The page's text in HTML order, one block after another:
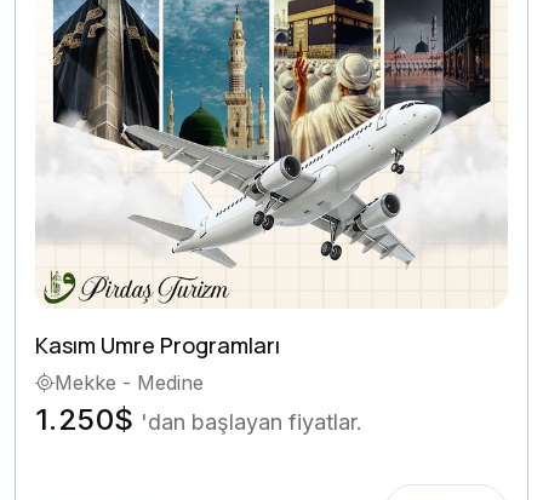
Kasım Umre Programları
Mekke - Medine
1.250$ 'dan başlayan fiyatlar.